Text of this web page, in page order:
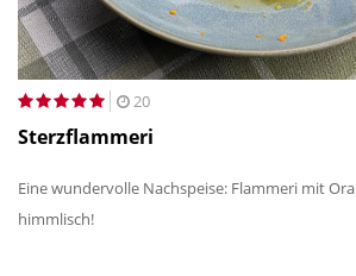
20
Sterzflammeri
Eine wundervolle Nachspeise: Flammeri mit
himmlisch!